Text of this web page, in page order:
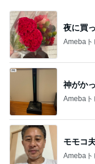
夜に買
Amebaト
神がか
Amebaト
モモコ
Amebaト